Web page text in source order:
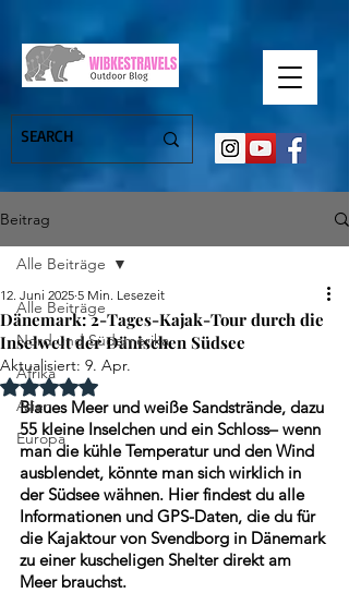
Beitrag
Alle Beiträge
Nord und Südamerika
Afrika
Asien
Europa
Alle Beiträge
Dänemark: 2-Tages-Kajak-Tour durch die
Inselwelt der Dänischen Südsee
12. Juni 2025 5 Min. Lesezeit
Aktualisiert: 9. Apr.
Mit NaN von 5 Sternen bewertet.
Blaues Meer und weiße Sandstrände, dazu
55 kleine Inselchen und ein Schloss– wenn
man die kühle Temperatur und den Wind
ausblendet, könnte man sich wirklich in
der Südsee wähnen. Hier findest du alle
Informationen und GPS-Daten, die du für
die Kajaktour von Svendborg in Dänemark
zu einer kuscheligen Shelter direkt am
Meer brauchst.